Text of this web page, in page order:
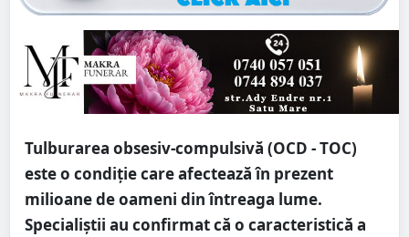
Tulburarea obsesiv-compulsivă (OCD - TOC)
este o condiție care afectează în prezent
milioane de oameni din întreaga lume.
Specialiștii au confirmat că o caracteristică a